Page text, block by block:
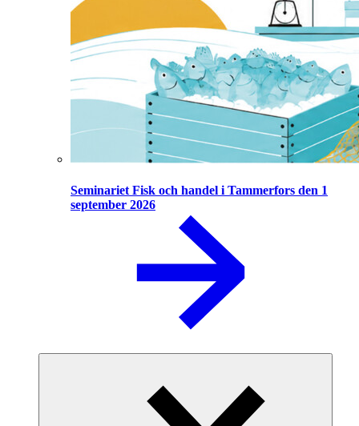
Seminariet Fisk och handel i Tammerfors den 1
september 2026